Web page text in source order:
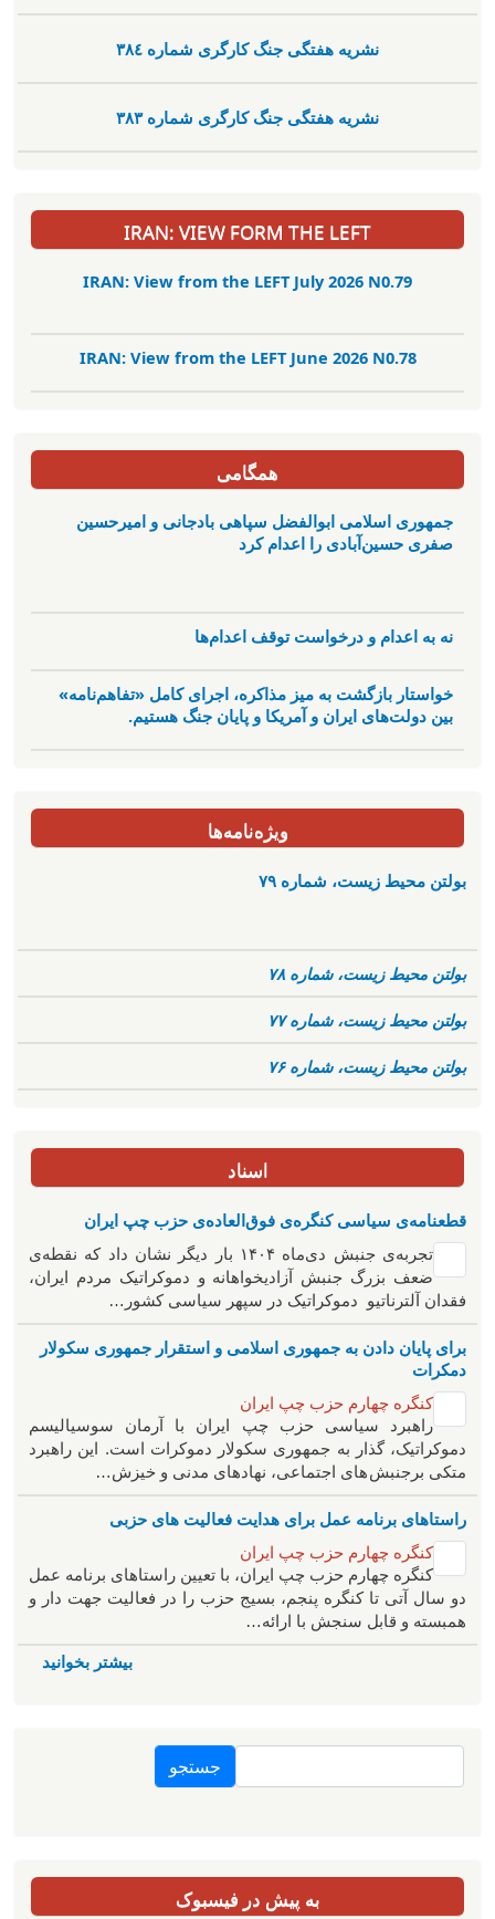
نشریە هفتگی جنگ کارگری شمارە ٣٨٤
نشریە هفتگی جنگ کارگری شمارە ٣٨٣
IRAN: VIEW FORM THE LEFT
IRAN: View from the LEFT July 2026 N0.79
IRAN: View from the LEFT June 2026 N0.78
همگامی
جمهوری اسلامی ابوالفضل سپاهی بادجانی و امیرحسین
صفری حسین‌آبادی را اعدام کرد
نه به اعدام و درخواست توقف اعدام‌ها
خواستار بازگشت به میز مذاکره، اجرای کامل «تفاهم‌نامه»
بین دولت‌های ایران و آمریکا و پایان جنگ هستیم.
ویژه‌نامه‌ها
بولتن محیط زیست، شماره ۷۹
بولتن محیط زیست، شماره ۷۸
بولتن محیط زیست، شماره ۷۷
بولتن محیط زیست، شماره ۷۶
اسناد
قطعنامه‌ی سیاسی کنگره‌ی فوق‌العاده‌ی حزب چپ ایران
تجربه‌ی جنبش دی‌ماه ۱۴۰۴ بار دیگر نشان داد که نقطه‌ی
ضعف بزرگ جنبش آزادیخواهانه و دموکراتیک مردم ایران،
فقدان آلترناتیو دموکراتیک در سپهر سیاسی کشور…
برای پایان دادن به جمهوری اسلامی و استقرار جمهوری سکولار
دمکرات
کنگره چهارم حزب چپ ایران
راهبرد سياسی حزب چپ ایران با آرمان سوسیالیسم
دموکراتیک، گذار به جمهوری سکولار دموکرات است. این راهبرد
متکی برجنبش های اجتماعی، نهادهای مدنی و خیزش‌…
راستاهای برنامه عمل برای هدایت فعالیت های حزبی
کنگره چهارم حزب چپ ایران
کنگره چهارم حزب چپ ایران، با تعیین راستاهای برنامه عمل
دو سال آتی تا کنگره پنجم، بسیج حزب را در فعالیت جهت دار و
همبسته و قابل سنجش با ارائه…
بیشتر بخوانید
جستجو
به پیش در فیسبوک